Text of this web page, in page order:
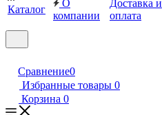
Каталог
О
компании
Доставка и
оплата
Сравнение0
Избранные товары 0
Корзина 0